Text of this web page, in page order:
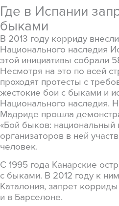
Где в Испании
быками
В 2013 году корриду
Национального наследия
этой инициативы собрали
Несмотря на это по всей
проходят протесты с
жестокие бои с быками и
Национального наследия.
Мадриде прошла
«Бой быков:
организаторов в ней
человек.
С 1995 года Канарские
с быками. В 2012 году к
Каталония, запрет
и в Барселоне.